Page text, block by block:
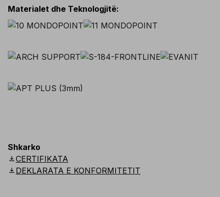
Materialet dhe Teknologjitë:
Shkarko
downloadCERTIFIKATA
download DEKLARATA E KONFORMITETIT